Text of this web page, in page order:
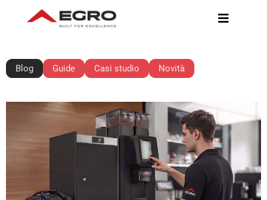
BLOG
Blog Guide Casi studio Novità